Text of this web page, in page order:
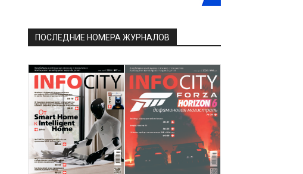
ПОСЛЕДНИЕ НОМЕРА ЖУРНАЛОВ